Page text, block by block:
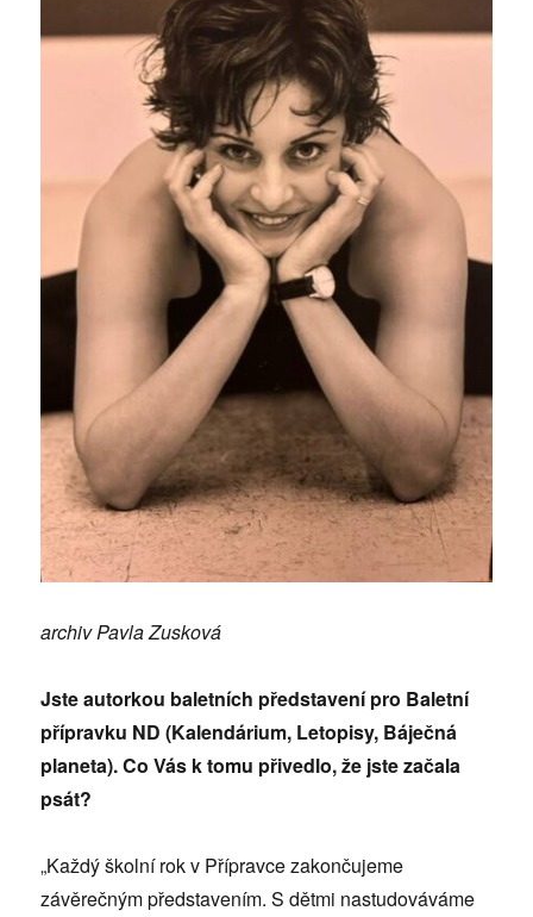
archiv Pavla Zusková
Jste autorkou baletních představení pro Baletní
přípravku ND (Kalendárium, Letopisy, Báječná
planeta). Co Vás k tomu přivedlo, že jste začala
psát?
„Každý školní rok v Přípravce zakončujeme
závěrečným představením. S dětmi nastudováváme